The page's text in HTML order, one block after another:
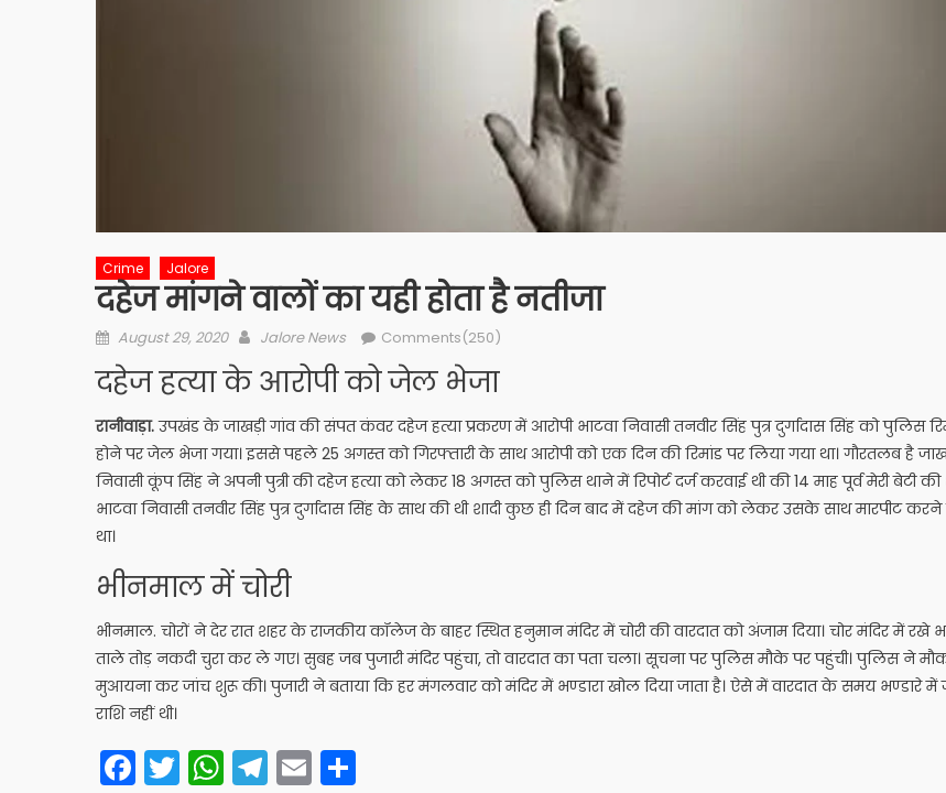
Crime Jalore
दहेज मांगने वालों का यही होता है नतीजा
Posted
on
August 29, 2020 Author
Jalore News Comments(250)
दहेज हत्या के आरोपी को जेल भेजा
रानीवाड़ा.उपखंड के जाखड़ी गांव की संपत कंवर दहेज हत्या प्रकरण में आरोपी भाटवा निवासी तनवीर सिंह पुत्र दुर्गादास सिंह को पुलिस
होने पर जेल भेजा गया। इससे पहले 25 अगस्त को गिरफ्तारी के साथ आरोपी को एक दिन की रिमांड पर लिया गया था। गौरतलब है
निवासी कूंप सिंह ने अपनी पुत्री की दहेज हत्या को लेकर 18 अगस्त को पुलिस थाने में रिपोर्ट दर्ज करवाई थी की 14 माह पूर्व मेरी बेटी की
भाटवा निवासी तनवीर सिंह पुत्र दुर्गादास सिंह के साथ की थी शादी कुछ ही दिन बाद में दहेज की मांग को लेकर उसके साथ मारपीट
था।
भीनमाल में चोरी
भीनमाल. चोरों ने देर रात शहर के राजकीय कॉलेज के बाहर स्थित हनुमान मंदिर में चोरी की वारदात को अंजाम दिया। चोर मंदिर में रखे
ताले तोड़ नकदी चुरा कर ले गए। सुबह जब पुजारी मंदिर पहुंचा, तो वारदात का पता चला। सूचना पर पुलिस मौके पर पहुंची। पुलिस ने
मुआयना कर जांच शुरू की। पुजारी ने बताया कि हर मंगलवार को मंदिर में भण्डारा खोल दिया जाता है। ऐसे में वारदात के समय भण्डारे में
राशि नहीं थी।
Facebook
Twitter
WhatsApp
Telegram
Email